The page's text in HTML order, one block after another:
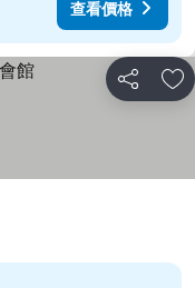
查看價格
分享 加